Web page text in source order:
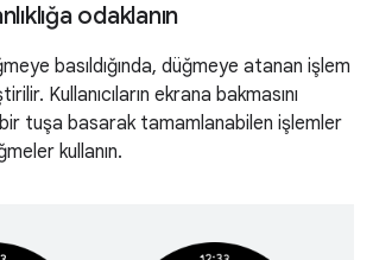
odaklanın
basıldığında, düğmeye atanan işlem
Kullanıcıların ekrana bakmasını
tuşa basarak tamamlanabilen işlemler
kullanın.